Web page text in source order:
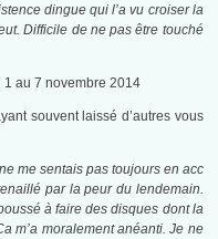
dingue qui l’a vu croiser la
Difficile de ne pas être touché
au 7 novembre 2014
souvent laissé d’autres vous
me sentais pas toujours en acc
par la peur du lendemain.
à faire des disques dont la
m’a moralement anéanti. Je ne